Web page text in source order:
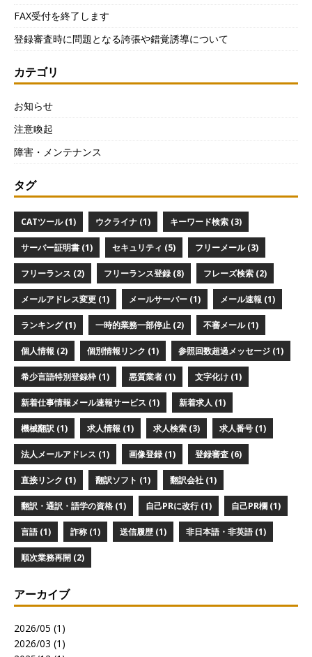
FAX受付を終了します
登録審査時に問題となる誇張や錯覚誘導について
カテゴリ
お知らせ
注意喚起
障害・メンテナンス
タグ
CATツール (1) ウクライナ (1) キーワード検索 (3)
サーバー証明書 (1) セキュリティ (5) フリーメール (3)
フリーランス (2) フリーランス登録 (8) フレーズ検索 (2)
メールアドレス変更 (1) メールサーバー (1) メール速報 (1)
ランキング (1) 一時的業務一部停止 (2) 不審メール (1)
個人情報 (2) 個別情報リンク (1) 参照回数超過メッセージ (1)
希少言語特別登録枠 (1) 悪質業者 (1) 文字化け (1)
新着仕事情報メール速報サービス (1) 新着求人 (1)
機械翻訳 (1) 求人情報 (1) 求人検索 (3) 求人番号 (1)
法人メールアドレス (1) 画像登録 (1) 登録審査 (6)
直接リンク (1) 翻訳ソフト (1) 翻訳会社 (1)
翻訳・通訳・語学の資格 (1) 自己PRに改行 (1) 自己PR欄 (1)
言語 (1) 詐称 (1) 送信履歴 (1) 非日本語・非英語 (1)
順次業務再開 (2)
アーカイブ
2026/05 (1)
2026/03 (1)